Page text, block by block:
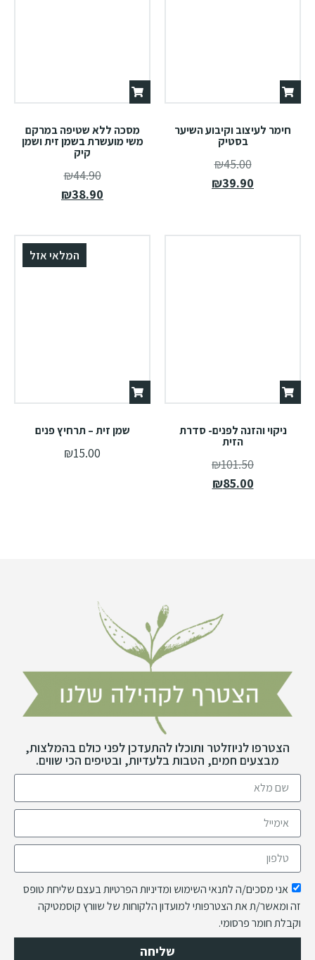
חימר לעיצוב וקיבוע השיער
בסטיק
₪45.00
₪39.90
מסכה ללא שטיפה במרקם
משי מועשרת בשמן זית ושמן
קיק
₪44.90
₪38.90
ניקוי והזנה לפנים- סדרת
הזית
₪101.50
₪85.00
המלאי אזל
שמן זית – תרחיץ פנים
₪15.00
הצטרפו לניוזלטר ותוכלו להתעדכן לפני כולם בהמלצות,
מבצעים חמים, הטבות בלעדיות, ובטיפים הכי שווים.
אני מסכים/ה לתנאי השימוש ומדיניות הפרטיות בעצם שליחת טופס
זה ומאשר/ת את הצטרפותי למועדון הלקוחות של שוורץ קוסמטיקה
וקבלת חומר פרסומי.
שליחה